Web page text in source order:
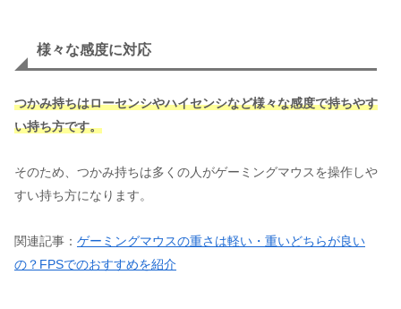
様々な感度に対応
つかみ持ちはローセンシやハイセンシなど様々な感度で持ちやす
い持ち方です。
そのため、つかみ持ちは多くの人がゲーミングマウスを操作しや
すい持ち方になります。
関連記事： ゲーミングマウスの重さは軽い・重いどちらが良い
の？FPSでのおすすめを紹介